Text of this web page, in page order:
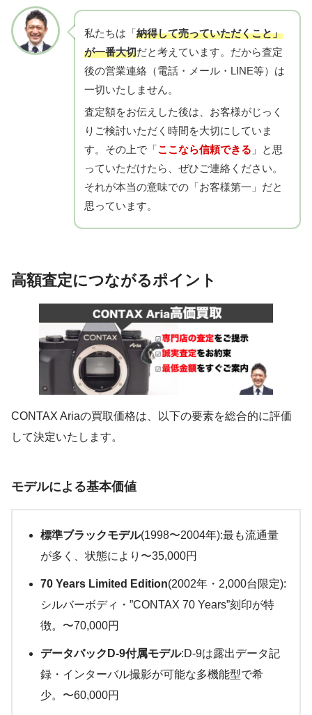
私たちは「納得して売っていただくこと」
が一番大切だと考えています。だから査定
後の営業連絡（電話・メール・LINE等）は
一切いたしません。
査定額をお伝えした後は、お客様がじっく
りご検討いただく時間を大切にしていま
す。その上で「ここなら信頼できる 」と思
っていただけたら、ぜひご連絡ください。
それが本当の意味での「お客様第一」だと
思っています。
高額査定につながるポイント
CONTAX Ariaの買取価格は、以下の要素を総合的に評価
して決定いたします。
モデルによる基本価値
標準ブラックモデル(1998〜2004年):最も流通量
が多く、状態により〜35,000円
70 Years Limited Edition(2002年・2,000台限定):
シルバーボディ・”CONTAX 70 Years”刻印が特
徴。〜70,000円
データバックD-9付属モデル:D-9は露出データ記
録・インターバル撮影が可能な多機能型で希
少。〜60,000円